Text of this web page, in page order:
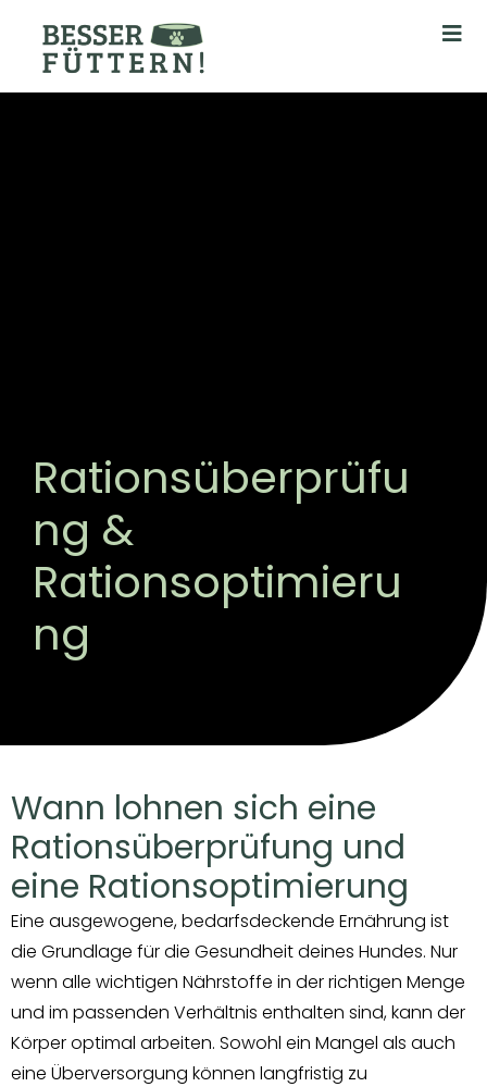
Rationsüberprüfu
ng &
Rationsoptimieru
ng
Wann lohnen sich eine
Rationsüberprüfung und
eine Rationsoptimierung
Eine ausgewogene, bedarfsdeckende Ernährung ist
die Grundlage für die Gesundheit deines Hundes. Nur
wenn alle wichtigen Nährstoffe in der richtigen Menge
und im passenden Verhältnis enthalten sind, kann der
Körper optimal arbeiten. Sowohl ein Mangel als auch
eine Überversorgung können langfristig zu